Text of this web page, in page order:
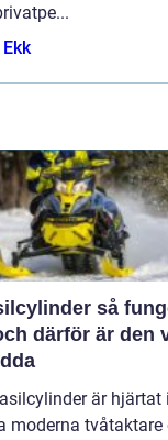
så fungerar
därför är den
är hjärtat i
moderna tvåtaktare